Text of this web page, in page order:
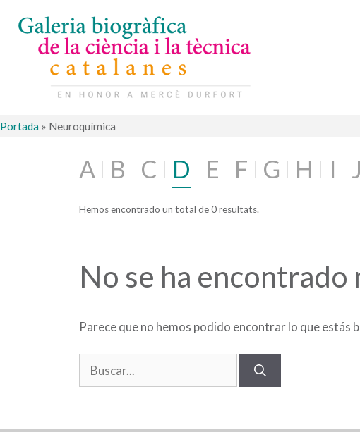
Portada » Neuroquímica
A B C D E F G H I J
Hemos encontrado un total de 0 resultats.
No se ha encontrado
Parece que no hemos podido encontrar lo que estás